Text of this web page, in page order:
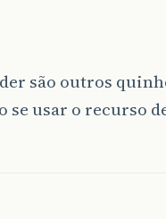
são outros
se usar o recurso